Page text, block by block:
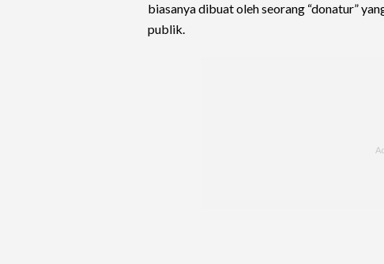
biasanya dibuat oleh seorang “donatur”
publik.